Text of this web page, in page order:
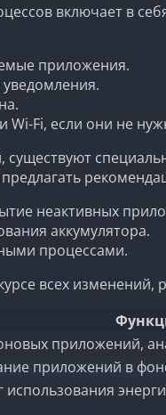
включает в
приложения.
Wi-Fi, если они не
неактивных
аккумулятора.
процессами.
всех
приложений,
приложений в